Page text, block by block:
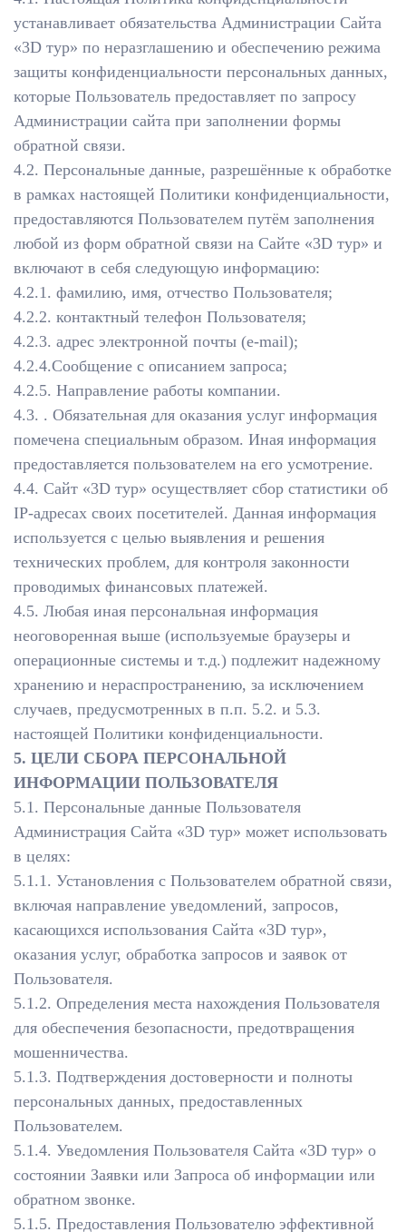
устанавливает обязательства Администрации Сайта
«3D тур» по неразглашению и обеспечению режима
защиты конфиденциальности персональных данных,
которые Пользователь предоставляет по запросу
Администрации сайта при заполнении формы
обратной связи.
4.2. Персональные данные, разрешённые к обработке
в рамках настоящей Политики конфиденциальности,
предоставляются Пользователем путём заполнения
любой из форм обратной связи на Сайте «3D тур» и
включают в себя следующую информацию:
4.2.1. фамилию, имя, отчество Пользователя;
4.2.2. контактный телефон Пользователя;
4.2.3. адрес электронной почты (e-mail);
4.2.4.Сообщение с описанием запроса;
4.2.5. Направление работы компании.
4.3. . Обязательная для оказания услуг информация
помечена специальным образом. Иная информация
предоставляется пользователем на его усмотрение.
4.4. Сайт «3D тур» осуществляет сбор статистики об
IP-адресах своих посетителей. Данная информация
используется с целью выявления и решения
технических проблем, для контроля законности
проводимых финансовых платежей.
4.5. Любая иная персональная информация
неоговоренная выше (используемые браузеры и
операционные системы и т.д.) подлежит надежному
хранению и нераспространению, за исключением
случаев, предусмотренных в п.п. 5.2. и 5.3.
настоящей Политики конфиденциальности.
5. ЦЕЛИ СБОРА ПЕРСОНАЛЬНОЙ
ИНФОРМАЦИИ ПОЛЬЗОВАТЕЛЯ
5.1. Персональные данные Пользователя
Администрация Сайта «3D тур» может использовать
в целях:
5.1.1. Установления с Пользователем обратной связи,
включая направление уведомлений, запросов,
касающихся использования Сайта «3D тур»,
оказания услуг, обработка запросов и заявок от
Пользователя.
5.1.2. Определения места нахождения Пользователя
для обеспечения безопасности, предотвращения
мошенничества.
5.1.3. Подтверждения достоверности и полноты
персональных данных, предоставленных
Пользователем.
5.1.4. Уведомления Пользователя Сайта «3D тур» о
состоянии Заявки или Запроса об информации или
обратном звонке.
5.1.5. Предоставления Пользователю эффективной